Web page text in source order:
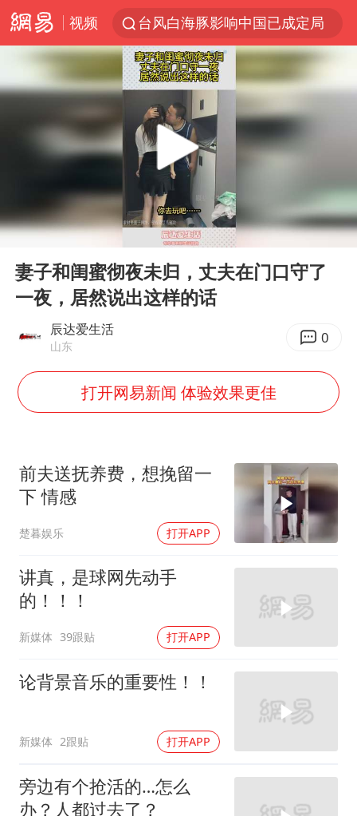
视频
台风白海豚影响中国已成定局
昆明石林火把节
我国编制完成新版全月地质图
80后女柜员逆袭成4200亿银行副行长
感觉全东北都在等7号
多地要求领导干部带头休假
中央气象台发布台风黄色预警
中方回应日本广岛核爆81周年
奋进开新局 实干挑大梁
00:00 00:11
妻子和闺蜜彻夜未归，丈夫在门口守了
一夜，居然说出这样的话
辰达爱生活
山东 0
打开网易新闻 体验效果更佳
前夫送抚养费，想挽留一
下 情感
楚暮娱乐 打开APP
讲真，是球网先动手
的！！！
新媒体 39跟贴 打开APP
论背景音乐的重要性！！
新媒体 2跟贴 打开APP
旁边有个抢活的…怎么
办？人都过去了？